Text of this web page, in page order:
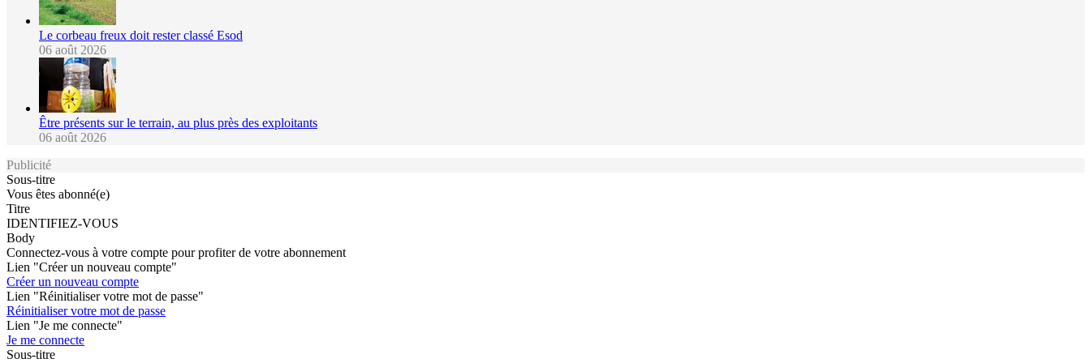
Le corbeau freux doit rester classé Esod
06 août 2026
Être présents sur le terrain, au plus près des exploitants
06 août 2026
Publicité
Sous-titre
Vous êtes abonné(e)
Titre
IDENTIFIEZ-VOUS
Body
Connectez-vous à votre compte pour profiter de votre abonnement
Lien "Créer un nouveau compte"
Créer un nouveau compte
Lien "Réinitialiser votre mot de passe"
Réinitialiser votre mot de passe
Lien "Je me connecte"
Je me connecte
Sous-titre